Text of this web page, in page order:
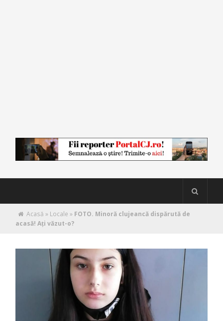
Acasă » Locale » FOTO. Minoră clujeancă dispărută de
acasă! Ați văzut-o?